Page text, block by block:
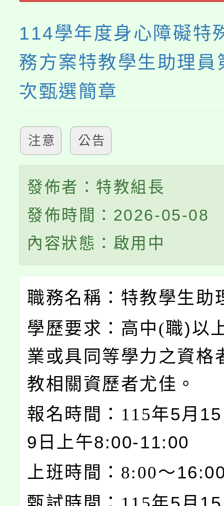
114學年度身心障礙特
務方案特教學生助理
次甄選簡章
注意 公告
發佈者：特教組長
發佈時間：2026-05-08
內容狀態：啟用中
職務名稱：特教學生助
學歷要求：高中(職)以
業或具同等學力之資格
教相關資歷者尤佳。
報名時間：115年5月
9日上午8:00-11:00
上班時間：8:00～